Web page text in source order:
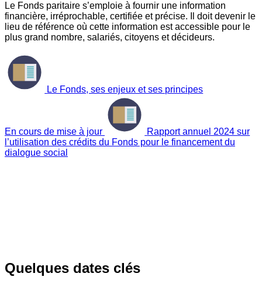
Le Fonds paritaire s’emploie à fournir une information
financière, irréprochable, certifiée et précise. Il doit devenir le
lieu de référence où cette information est accessible pour le
plus grand nombre, salariés, citoyens et décideurs.
Le Fonds, ses enjeux et ses principes
En cours de mise à jour
Rapport annuel 2024 sur
l’utilisation des crédits du Fonds pour le financement du
dialogue social
Quelques dates clés